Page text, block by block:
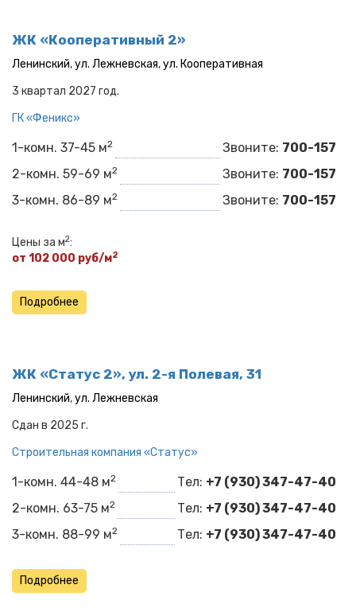
ЖК «Кооперативный 2»
Ленинский,ул. Лежневская,ул. Кооперативная
3 квартал 2027 год.
ГК «Феникс»
1-комн. 37-45 м2 Звоните: 700-157
2-комн. 59-69 м2 Звоните: 700-157
3-комн. 86-89 м2 Звоните: 700-157
Цены за м2:
от 102 000 руб/м2
Подробнее
ЖК «Статус 2», ул. 2-я Полевая, 31
Ленинский,ул. Лежневская
Сдан в 2025 г.
Строительная компания «Статус»
1-комн. 44-48 м2 Тел: +7 (930) 347-47-40
2-комн. 63-75 м2 Тел: +7 (930) 347-47-40
3-комн. 88-99 м2 Тел: +7 (930) 347-47-40
Подробнее